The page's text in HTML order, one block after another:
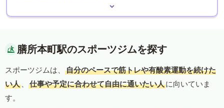
膳所本町駅のスポーツジムを探す
スポーツジムは、
自分のペースで筋トレや有酸素運動を続けた
い人 、 仕事や予定に合わせて自由に通いたい人に向いていま
す。